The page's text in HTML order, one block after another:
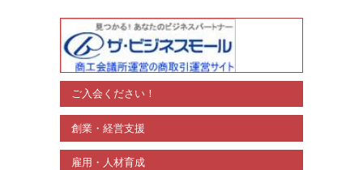
ご入会ください！
創業・経営支援
雇用・人材育成